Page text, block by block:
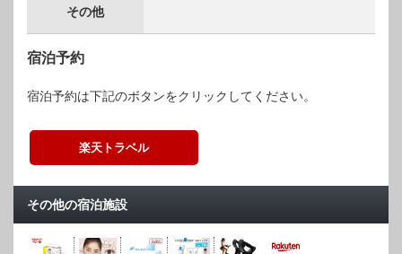
その他
宿泊予約
宿泊予約は下記のボタンをクリックしてください。
楽天トラベル
その他の宿泊施設